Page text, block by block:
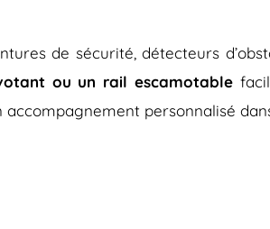
de sécurité, détecteurs
ou un rail escamotable
personnalisé